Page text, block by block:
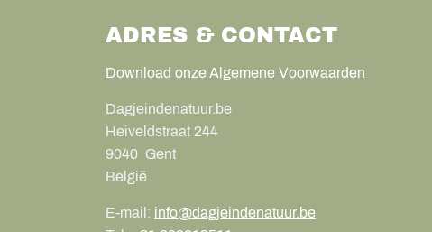
ADRES & CONTACT
Download onze Algemene Voorwaarden
Dagjeindenatuur.be
Heiveldstraat 244
9040 Gent
België
E-mail: info@dagjeindenatuur.be